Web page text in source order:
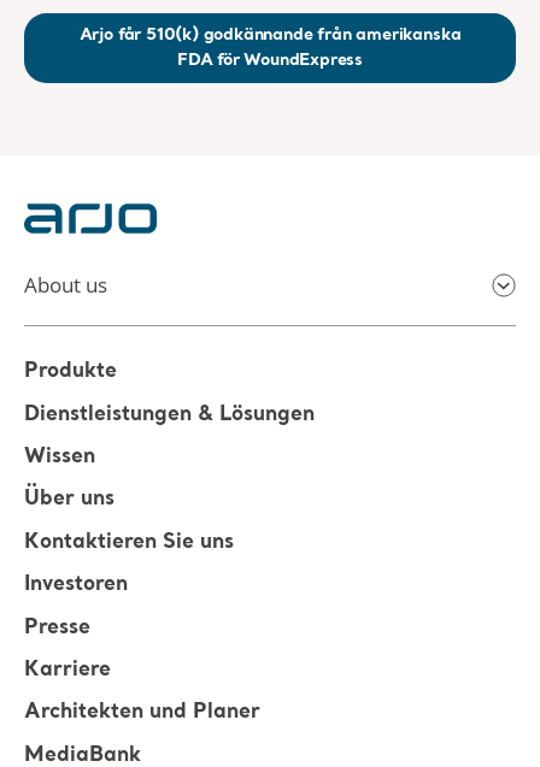
Arjo får 510(k) godkännande från amerikanska
FDA för WoundExpress
About us
Produkte
Dienstleistungen & Lösungen
Wissen
Über uns
Kontaktieren Sie uns
Investoren
Presse
Karriere
Architekten und Planer
MediaBank